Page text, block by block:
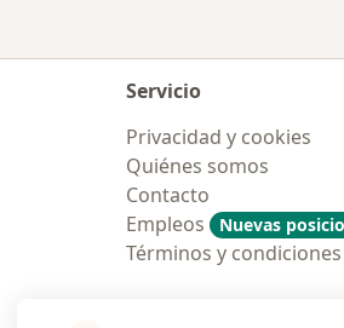
Servicio
Privacidad y cookies
Quiénes somos
Contacto
Empleos
Nuevas
Términos y condiciones